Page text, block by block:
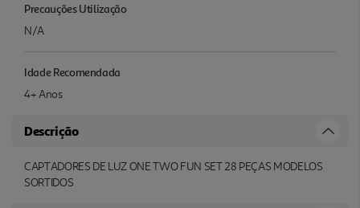
Precauções Utilização
N/A
Idade Recomendada
4+ Anos
Descrição
CAPTADORES DE LUZ ONE TWO FUN SET 28 PEÇAS MODELOS
SORTIDOS